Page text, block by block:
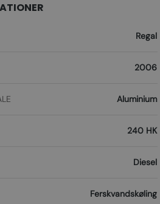
Regal
2006
Aluminium
240 HK
Diesel
Ferskvandskøling